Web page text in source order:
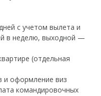
с учетом вылета и
в неделю, выходной —
(отдельная
и оформление виз
командировочных